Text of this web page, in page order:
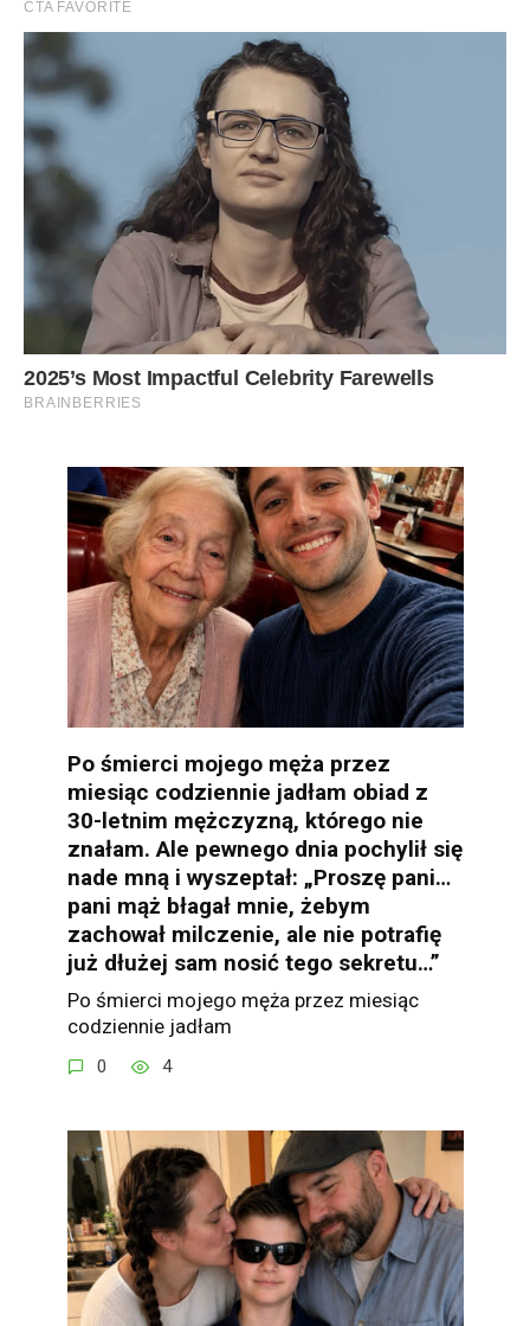
Po śmierci mojego męża przez
miesiąc codziennie jadłam obiad z
30-letnim mężczyzną, którego nie
znałam. Ale pewnego dnia pochylił się
nade mną i wyszeptał: „Proszę pani…
pani mąż błagał mnie, żebym
zachował milczenie, ale nie potrafię
już dłużej sam nosić tego sekretu…”
Po śmierci mojego męża przez miesiąc
codziennie jadłam
0 4